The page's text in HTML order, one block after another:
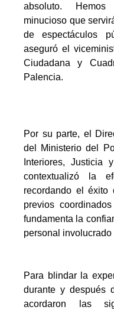
absoluto.
minucioso que
de espectáculos
aseguró el
Ciudadana y
Palencia.
Por su parte, el
del Ministerio del
Interiores, Justicia
contextualizó la
recordando el éxito
previos
fundamenta la
personal
Para blindar la
durante y después
acordaron las